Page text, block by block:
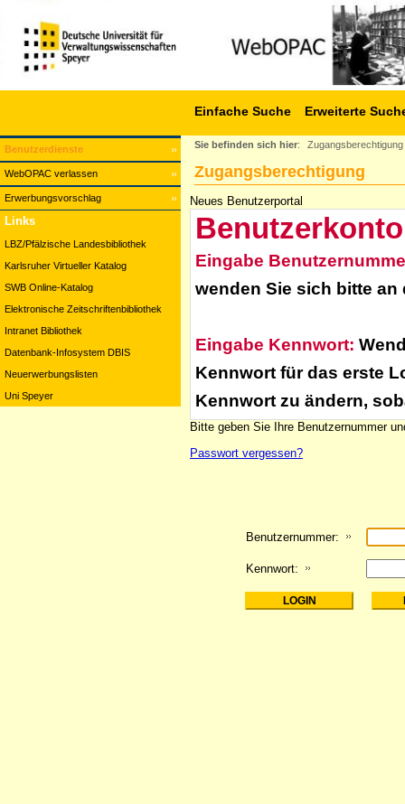
Benutzerdienste
WebOPAC verlassen
Erwerbungsvorschlag
Einfache Suche Erweiterte
Links
LBZ/Pfälzische Landesbibliothek
Karlsruher Virtueller Katalog
SWB Online-Katalog
Elektronische Zeitschriftenbibliothek
Intranet Bibliothek
Datenbank-Infosystem DBIS
Neuerwerbungslisten
Uni Speyer
Sie befinden sich hier: Zugangsberechtigung
Zugangsberechtigung
Neues Benutzerportal
Benutzerkonto
Eingabe
wenden Sie sich bitte
Eingabe Kennwort:
Kennwort für das erste
Kennwort zu ändern,
Bitte geben Sie Ihre Benutzernummer
Passwort vergessen?
Benutzernummer:
Kennwort: